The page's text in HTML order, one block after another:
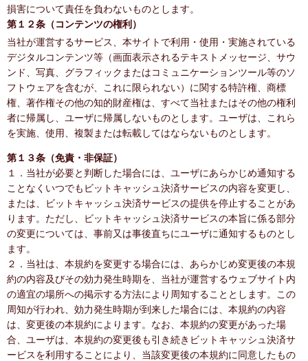
損害について責任を負わないものとします。
第１２条（コンテンツの権利）
当社が運営するサービス、本サイトで利用・使用・実施されている
デジタルコンテンツ等（画面表示されるテキストメッセージ、サウ
ンド、写真、グラフィックまたはコミュニケーションツール等のソ
フトウェアを含むが、これに限られない）に関する特許権、商標
権、著作権その他の知的財産権は、すべて当社またはその他の権利
者に帰属し、ユーザに帰属しないものとします。ユーザは、これら
を実施、使用、複製または転載してはならないものとします。
第１３条（免責・非保証）
１．当社が必要と判断した場合には、ユーザにあらかじめ通知する
ことなくいつでもビットキャッシュ決済サービスの内容を変更し、
または、ビットキャッシュ決済サービスの提供を停止することがあ
ります。ただし、ビットキャッシュ決済サービスの本旨に係る部分
の変更については、事前又は事後直ちにユーザに通知するものとし
ます。
２．当社は、本規約を変更する場合には、あらかじめ変更後の本規
約の内容及びその効力発生時期を、当社が運営するウェブサイト内
の適宜の場所への掲示する方法により周知することとします。この
周知が行われ、効力発生時期が到来した場合には、本規約の内容
は、変更後の本規約によります。なお、本規約の変更があった場
合、ユーザは、本規約の変更後も引き続きビットキャッシュ決済サ
ービスを利用することにより、当該変更後の本規約に同意したもの